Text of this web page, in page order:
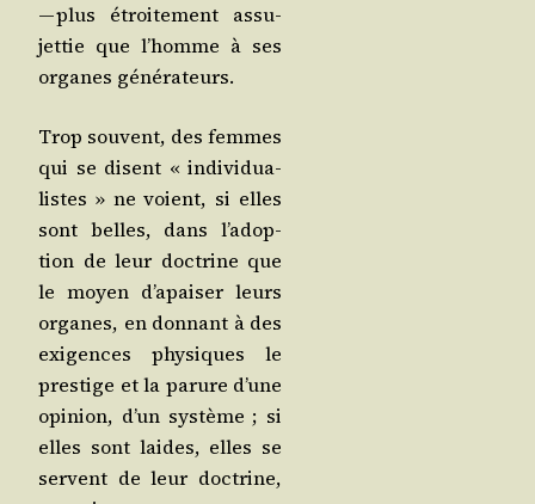
— plus étroi­te­ment assu­
jet­tie que l’homme à ses
organes générateurs.
Trop sou­vent, des femmes
qui se disent « indi­vi­dua­
listes » ne voient, si elles
sont belles, dans l’a­dop­
tion de leur doc­trine que
le moyen d’a­pai­ser leurs
organes, en don­nant à des
exi­gences phy­siques le
pres­tige et la parure d’une
opi­nion, d’un sys­tème ; si
elles sont laides, elles se
servent de leur doc­trine,